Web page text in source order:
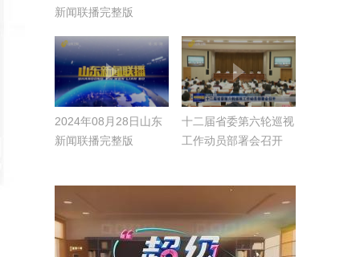
新闻联播完整版
2024年08月28日山东
新闻联播完整版
十二届省委第六轮巡视
工作动员部署会召开